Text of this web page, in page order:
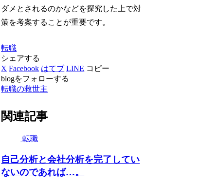
ダメとされるのかなどを探究した上で対
策を考案することが重要です。
転職
シェアする
X Facebook はてブ LINE コピー
blogをフォローする
転職の救世主
関連記事
転職
自己分析と会社分析を完了してい
ないのであれば…。